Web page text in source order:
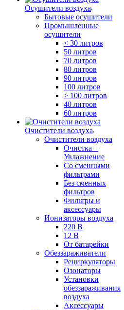
Осушители воздуха
Бытовые осушители
Промышленные
осушители
< 30 литров
50 литров
70 литров
80 литров
90 литров
100 литров
> 100 литров
40 литров
60 литров
Очистители воздуха
Очистители воздуха
Очистка +
Увлажнение
Cо сменными
фильтрами
Без сменных
фильтров
Фильтры и
аксессуары
Ионизаторы воздуха
220 В
12 В
От батарейки
Обеззараживатели
Рециркуляторы
Озонаторы
Установки
обеззараживания
воздуха
Аксессуары